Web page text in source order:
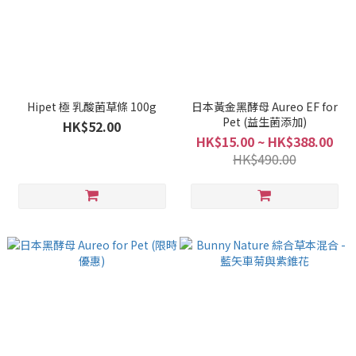
Hipet 極 乳酸菌草條 100g
HK$52.00
日本黃金黑酵母 Aureo EF for
Pet (益生菌添加)
HK$15.00 ~ HK$388.00
HK$490.00